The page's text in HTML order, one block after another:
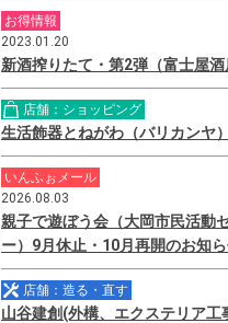
お得情報
2023.01.20
新酒搾りたて・第2弾（富士屋酒
店舗：ショッピング
生活飾器とねがわ（バリカンヤ）
いんふぉメール
2026.08.03
親子で遊ぼう会（大岡市民活動
ー）9月休止・10月再開のお知
店舗：造る・直す
山谷建創(外構、エクステリア工